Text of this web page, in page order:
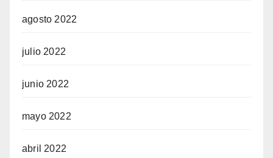
agosto 2022
julio 2022
junio 2022
mayo 2022
abril 2022